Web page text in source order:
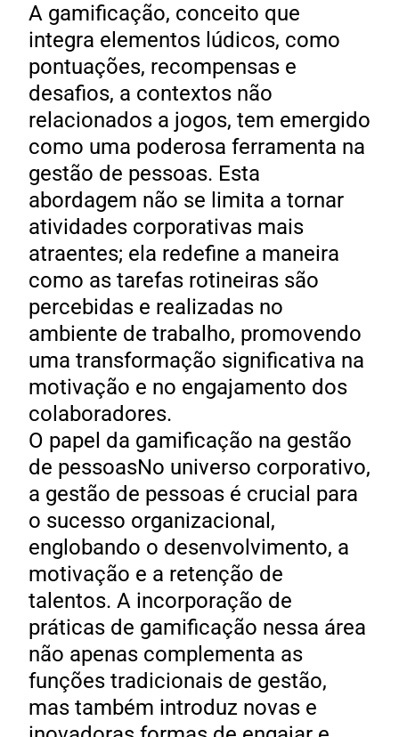
A gamificação, conceito que
integra elementos lúdicos, como
pontuações, recompensas e
desafios, a contextos não
relacionados a jogos, tem emergido
como uma poderosa ferramenta na
gestão de pessoas. Esta
abordagem não se limita a tornar
atividades corporativas mais
atraentes; ela redefine a maneira
como as tarefas rotineiras são
percebidas e realizadas no
ambiente de trabalho, promovendo
uma transformação significativa na
motivação e no engajamento dos
colaboradores.
O papel da gamificação na gestão
de pessoasNo universo corporativo,
a gestão de pessoas é crucial para
o sucesso organizacional,
englobando o desenvolvimento, a
motivação e a retenção de
talentos. A incorporação de
práticas de gamificação nessa área
não apenas complementa as
funções tradicionais de gestão,
mas também introduz novas e